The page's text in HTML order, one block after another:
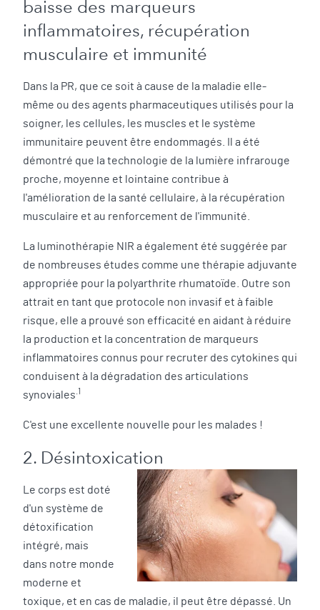
baisse des marqueurs
inflammatoires, récupération
musculaire et immunité
Dans la PR, que ce soit à cause de la maladie elle-
même ou des agents pharmaceutiques utilisés pour la
soigner, les cellules, les muscles et le système
immunitaire peuvent être endommagés. Il a été
démontré que la technologie de la lumière infrarouge
proche, moyenne et lointaine contribue à
l'amélioration de la santé cellulaire, à la récupération
musculaire et au renforcement de l'immunité.
La luminothérapie NIR a également été suggérée par
de nombreuses études comme une thérapie adjuvante
appropriée pour la polyarthrite rhumatoïde. Outre son
attrait en tant que protocole non invasif et à faible
risque, elle a prouvé son efficacité en aidant à réduire
la production et la concentration de marqueurs
inflammatoires connus pour recruter des cytokines qui
conduisent à la dégradation des articulations
synoviales .1
C'est une excellente nouvelle pour les malades !
2. Désintoxication
Le corps est doté
d'un système de
détoxification
intégré, mais
dans notre monde
moderne et
toxique, et en cas de maladie, il peut être dépassé. Un